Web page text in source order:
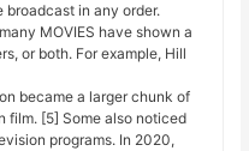
broadcast in any order.
MOVIES have shown a
or both. For example, Hill
became a larger chunk of
film. [5] Some also noticed
programs. In 2020,